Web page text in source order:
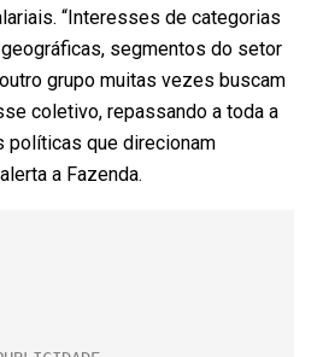
“Interesses de categorias
segmentos do setor
grupo muitas vezes buscam
coletivo, repassando a toda a
políticas que direcionam
a Fazenda.